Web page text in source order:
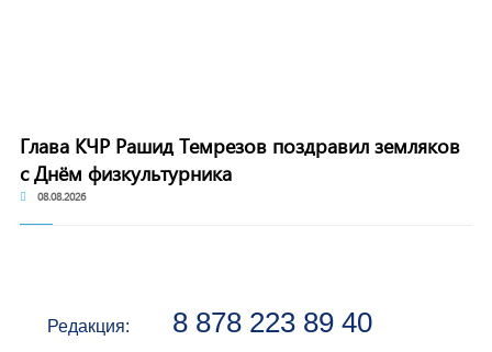
Глава КЧР Рашид Темрезов поздравил земляков
с Днём физкультурника
08.08.2026
Редакция: 8 878 223 89 40